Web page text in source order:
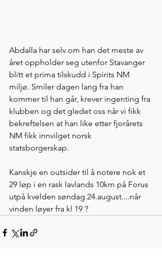
Abdalla har selv om han det meste av
året oppholder seg utenfor Stavanger
blitt et prima tilskudd i Spirits NM
miljø. Smiler dagen lang fra han
kommer til han går, krever ingenting fra
klubben og det gledet oss når vi fikk
bekreftelsen at han like etter fjorårets
NM fikk innvilget norsk
statsborgerskap.
Kanskje en outsider til å notere nok et
29 løp i en rask lavlands 10km på Forus
utpå kvelden søndag 24.august....når
vinden løyer fra kl 19 ?